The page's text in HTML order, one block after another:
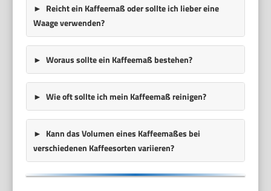
Reicht ein Kaffeemaß oder sollte ich lieber eine
Waage verwenden?
Woraus sollte ein Kaffeemaß bestehen?
Wie oft sollte ich mein Kaffeemaß reinigen?
Kann das Volumen eines Kaffeemaßes bei
verschiedenen Kaffeesorten variieren?